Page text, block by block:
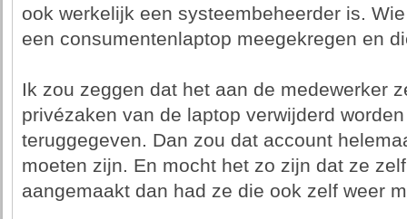
ook werkelijk een systeembeheerder is.
een consumentenlaptop meegekregen en
Ik zou zeggen dat het aan de medewerker
privézaken van de laptop verwijderd
teruggegeven. Dan zou dat account
moeten zijn. En mocht het zo zijn dat ze
aangemaakt dan had ze die ook zelf weer